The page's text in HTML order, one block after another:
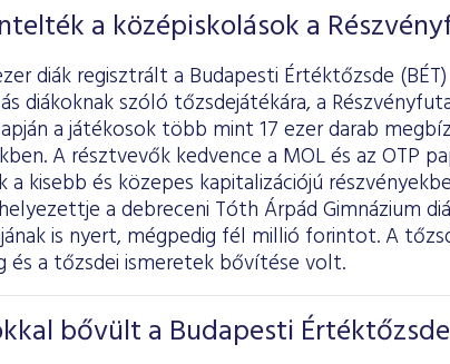
a középiskolások a
diák regisztrált a Budapesti Értéktőzsde
diákoknak szóló tőzsdejátékára, a
a játékosok több mint 17 ezer darab
A résztvevők kedvence a MOL és az OTP
a kisebb és közepes kapitalizációjú
a debreceni Tóth Árpád Gimnázium
is nyert, mégpedig fél millió forintot. A
és a tőzsdei ismeretek bővítése volt.
bővült a Budapesti